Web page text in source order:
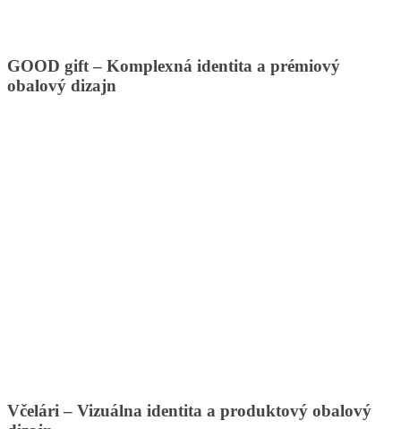
GOOD gift – Komplexná identita a prémiový
obalový dizajn
Včelári – Vizuálna identita a produktový obalový